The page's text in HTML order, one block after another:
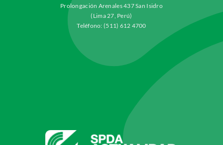
Prolongación Arenales 437 San Isidro
(Lima 27, Perú)
Teléfono: (511) 612 4700